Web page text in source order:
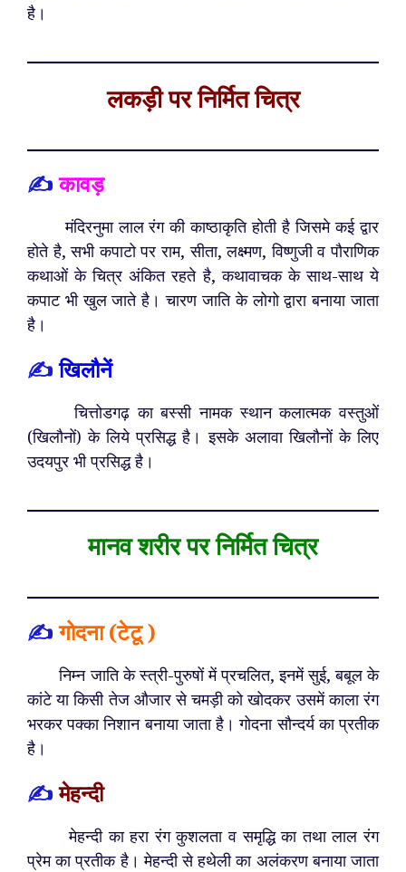
है।
लकड़ी पर निर्मित चित्र
✍️कावड़
मंदिरनुमा लाल रंग की काष्ठाकृति होती है जिसमे कई द्वार
होते है, सभी कपाटो पर राम, सीता, लक्ष्मण, विष्णुजी व पौराणिक
कथाओं के चित्र अंकित रहते है, कथावाचक के साथ-साथ ये
कपाट भी खुल जाते है। चारण जाति के लोगो द्वारा बनाया जाता
है।
✍️खिलौनें
चित्तोडगढ़ का बस्सी नामक स्थान कलात्मक वस्तुओं
(खिलौनों) के लिये प्रसिद्ध है। इसके अलावा खिलौनों के लिए
उदयपुर भी प्रसिद्ध है।
मानव शरीर पर निर्मित चित्र
✍️गोदना (टेटू )
निम्न जाति के स्त्री-पुरुषों में प्रचलित, इनमें सुई, बबूल के
कांटे या किसी तेज औजार से चमड़ी को खोदकर उसमें काला रंग
भरकर पक्का निशान बनाया जाता है। गोदना सौन्दर्य का प्रतीक
है।
✍️मेहन्दी
मेहन्दी का हरा रंग कुशलता व समृद्धि का तथा लाल रंग
प्रेम का प्रतीक है। मेहन्दी से हथेली का अलंकरण बनाया जाता